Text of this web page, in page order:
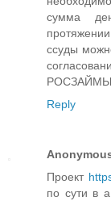
сумма
ссуды
Reply
Проект
по сути в